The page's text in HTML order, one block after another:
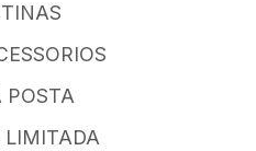
POSTA
LIMITADA